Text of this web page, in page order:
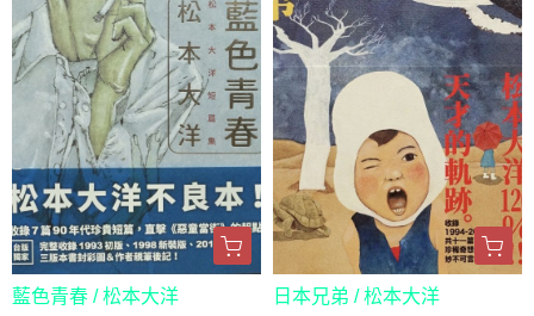
藍色青春 / 松本大洋 日本兄弟 / 松本大洋